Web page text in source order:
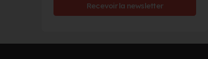
Recevoir la newsletter